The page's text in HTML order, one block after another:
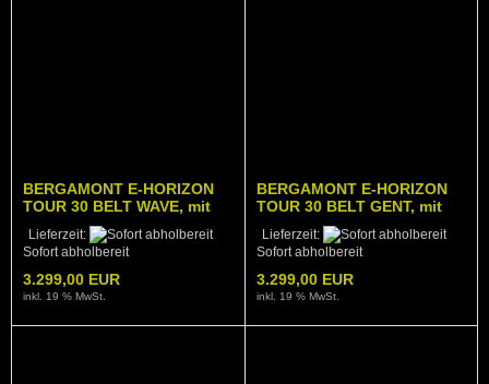
BERGAMONT E-HORIZON
TOUR 30 BELT WAVE, mit
Zahnriemen, highland grey,
Modell 2026
Lieferzeit:
Sofort abholbereit
3.299,00 EUR
inkl. 19 % MwSt.
BERGAMONT E-HORIZON
TOUR 30 BELT GENT, mit
Zahnriemen, highland grey,
Modell 2026
Lieferzeit:
Sofort abholbereit
3.299,00 EUR
inkl. 19 % MwSt.